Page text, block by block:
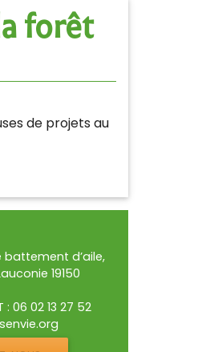
forêt
de projets au
battement d’aile,
19150
: 06 02 13 27 52